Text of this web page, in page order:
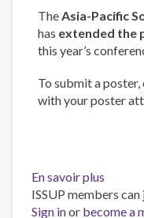
TheAsia-Pacific
has extended the
this year’s
To submit a poster,
with your poster
En savoir plus
Asia-
Pacific
ISSUP members
Sign inor become a